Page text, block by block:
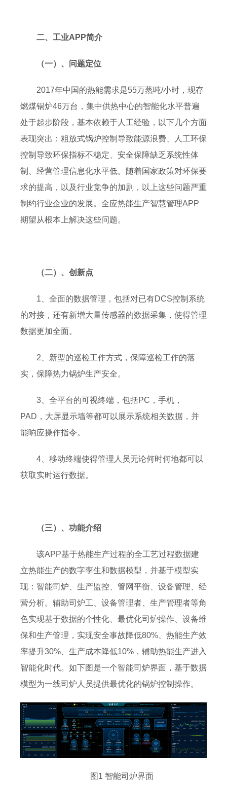
二、工业APP简介
（一）、问题定位
2017年中国的热能需求是55万蒸吨/小时，现存
燃煤锅炉46万台，集中供热中心的智能化水平普遍
处于起步阶段，基本依赖于人工经验，以下几个方面
表现突出：粗放式锅炉控制导致能源浪费、人工环保
控制导致环保指标不稳定、安全保障缺乏系统性体
制、经营管理信息化水平低。随着国家政策对环保要
求的提高，以及行业竞争的加剧，以上这些问题严重
制约行业企业的发展。全应热能生产智慧管理APP
期望从根本上解决这些问题。
（二）、创新点
1、全面的数据管理，包括对已有DCS控制系统
的对接，还有新增大量传感器的数据采集，使得管理
数据更加全面。
2、新型的巡检工作方式，保障巡检工作的落
实，保障热力锅炉生产安全。
3、全平台的可视终端，包括PC，手机，
PAD，大屏显示墙等都可以展示系统相关数据，并
能响应操作指令。
4、移动终端使得管理人员无论何时何地都可以
获取实时运行数据。
（三）、功能介绍
该APP基于热能生产过程的全工艺过程数据建
立热能生产的数字孪生和数据模型，并基于模型实
现：智能司炉、生产监控、管网平衡、设备管理、经
营分析。辅助司炉工、设备管理者、生产管理者等角
色实现基于数据的个性化、最优化司炉操作、设备维
保和生产管理，实现安全事故降低80%、热能生产效
率提升30%、生产成本降低10%，辅助热能生产进入
智能化时代。如下图是一个智能司炉界面，基于数据
模型为一线司炉人员提供最优化的锅炉控制操作。
图1 智能司炉界面